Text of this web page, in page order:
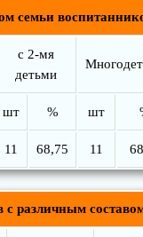
семьи
с 2-мя
детьми
шт % шт
11 68,75 11
с различным